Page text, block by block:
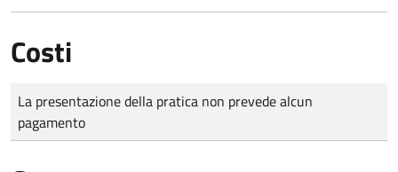
Costi
Tipo di pagamento
Importo
La presentazione della pratica non prevede alcun
pagamento